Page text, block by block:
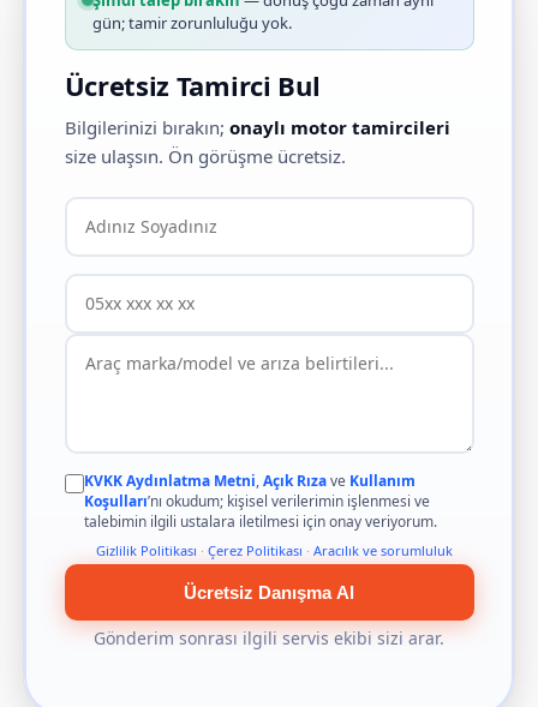
gün; tamir zorunluluğu yok.
Ücretsiz Tamirci Bul
Bilgilerinizi bırakın; onaylı motor tamircileri
size ulaşsın. Ön görüşme ücretsiz.
KVKK Aydınlatma Metni,Açık Rızave Kullanım
Koşulları’nı okudum; kişisel verilerimin işlenmesi ve
talebimin ilgili ustalara iletilmesi için onay veriyorum.
Gizlilik Politikası · Çerez Politikası · Aracılık ve sorumluluk
Ücretsiz Danışma Al
Gönderim sonrası ilgili servis ekibi sizi arar.